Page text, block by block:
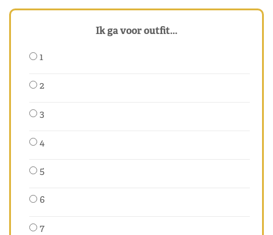
Ik ga voor outfit...
1
2
3
4
5
6
7